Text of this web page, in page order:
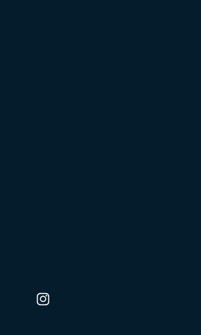
Instagram